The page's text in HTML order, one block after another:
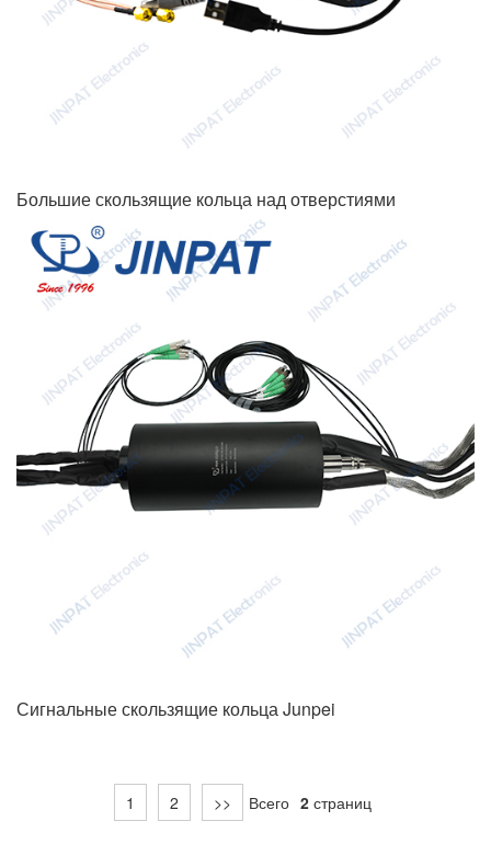
Большие скользящие кольца над отверстиями
Сигнальные скользящие кольца Junpei
1 2 >> Всего 2 страниц